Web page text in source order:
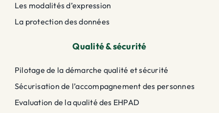
Les modalités d’expression
La protection des données
Qualité & sécurité
Pilotage de la démarche qualité et sécurité
Sécurisation de l’accompagnement des personnes
Evaluation de la qualité des EHPAD